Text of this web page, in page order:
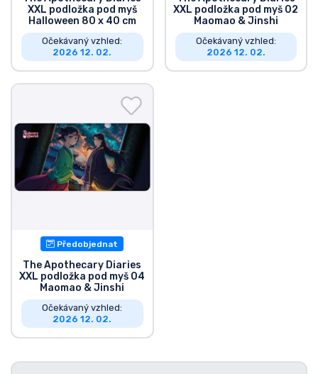
XXL podložka pod myš
Halloween 80 x 40 cm
Očekávaný vzhled:
2026 12. 02.
XXL podložka pod myš 02
Maomao & Jinshi
Očekávaný vzhled:
2026 12. 02.
Předobjednat
The Apothecary Diaries
XXL podložka pod myš 04
Maomao & Jinshi
Očekávaný vzhled:
2026 12. 02.
Hráčské věci
Sportovní věci
Typy produktů
Značky